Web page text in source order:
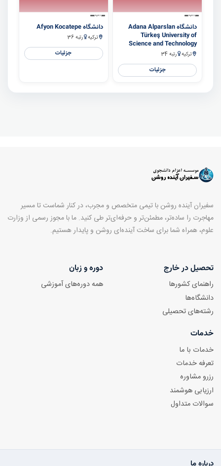
سایر
دانشگاه Adana Alparslan
Türkeş University of
Science and Technology
ترکیه رتبه 34
جزئیات
سایر
دانشگاه Afyon Kocatepe
ترکیه رتبه 36
جزئیات
سفیران آینده روشن با تیمی متخصص و مجرب، در کنار شماست تا مسیر
مهاجرت را ساده‌تر، مطمئن‌تر و حرفه‌ای‌تر طی کنید. ما با مجوز رسمی از وزارت
علوم، همراه شما برای ساخت آینده‌ای روشن و پایدار هستیم.
تحصیل در خارج
راهنمای کشورها
دانشگاه‌ها
رشته‌های تحصیلی
دوره و زبان
همه دوره‌های آموزشی
خدمات
خدمات با ما
تعرفه خدمات
رزرو مشاوره
ارزیابی هوشمند
سوالات متداول